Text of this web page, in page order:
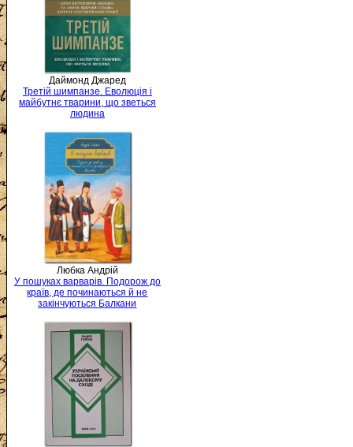
Даймонд Джаред
Третій шимпанзе. Еволюція і
майбутнє тварини, що зветься
людина
Любка Андрій
У пошуках варварів. Подорож до
країв, де починаються й не
закінчуються Балкани